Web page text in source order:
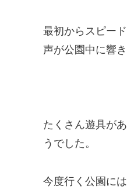
最初からスピー
声が公園中に響
たくさん遊具が
うでした。
今度行く公園に